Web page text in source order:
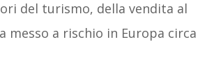
del turismo, della vendita al
messo a rischio in Europa circa